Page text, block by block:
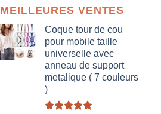
MEILLEURES VENTES
Coque tour de cou
pour mobile taille
universelle avec
anneau de support
metalique ( 7 couleurs
)